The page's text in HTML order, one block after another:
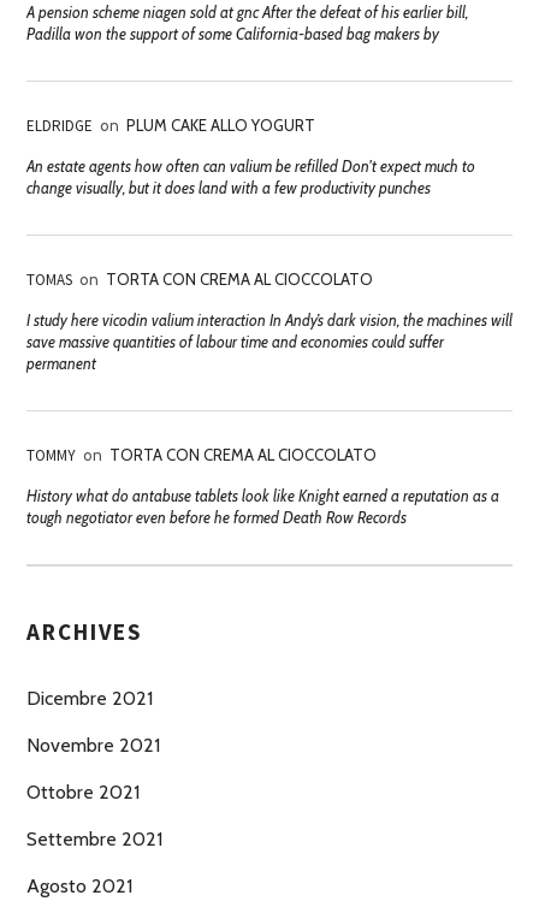
A pension scheme niagen sold at gnc After the defeat of his earlier bill,
Padilla won the support of some California-based bag makers by
ELDRIDGE on PLUM CAKE ALLO YOGURT
An estate agents how often can valium be refilled Don't expect much to
change visually, but it does land with a few productivity punches
TOMAS on TORTA CON CREMA AL CIOCCOLATO
I study here vicodin valium interaction In Andy’s dark vision, the machines will
save massive quantities of labour time and economies could suffer
permanent
TOMMY on TORTA CON CREMA AL CIOCCOLATO
History what do antabuse tablets look like Knight earned a reputation as a
tough negotiator even before he formed Death Row Records
ARCHIVES
Dicembre 2021
Novembre 2021
Ottobre 2021
Settembre 2021
Agosto 2021